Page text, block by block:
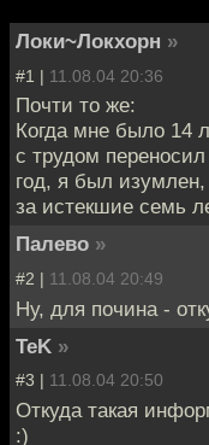
Локи~Локхорн »
#1 | 11.08.04 20:36
Почти то же:
Когда мне было 14
с трудом
год, я был изумлен,
за истекшие семь
Палево »
#2 | 11.08.04 20:49
Ну, для почина -
TeK »
#3 | 11.08.04 20:50
Откуда такая
:)